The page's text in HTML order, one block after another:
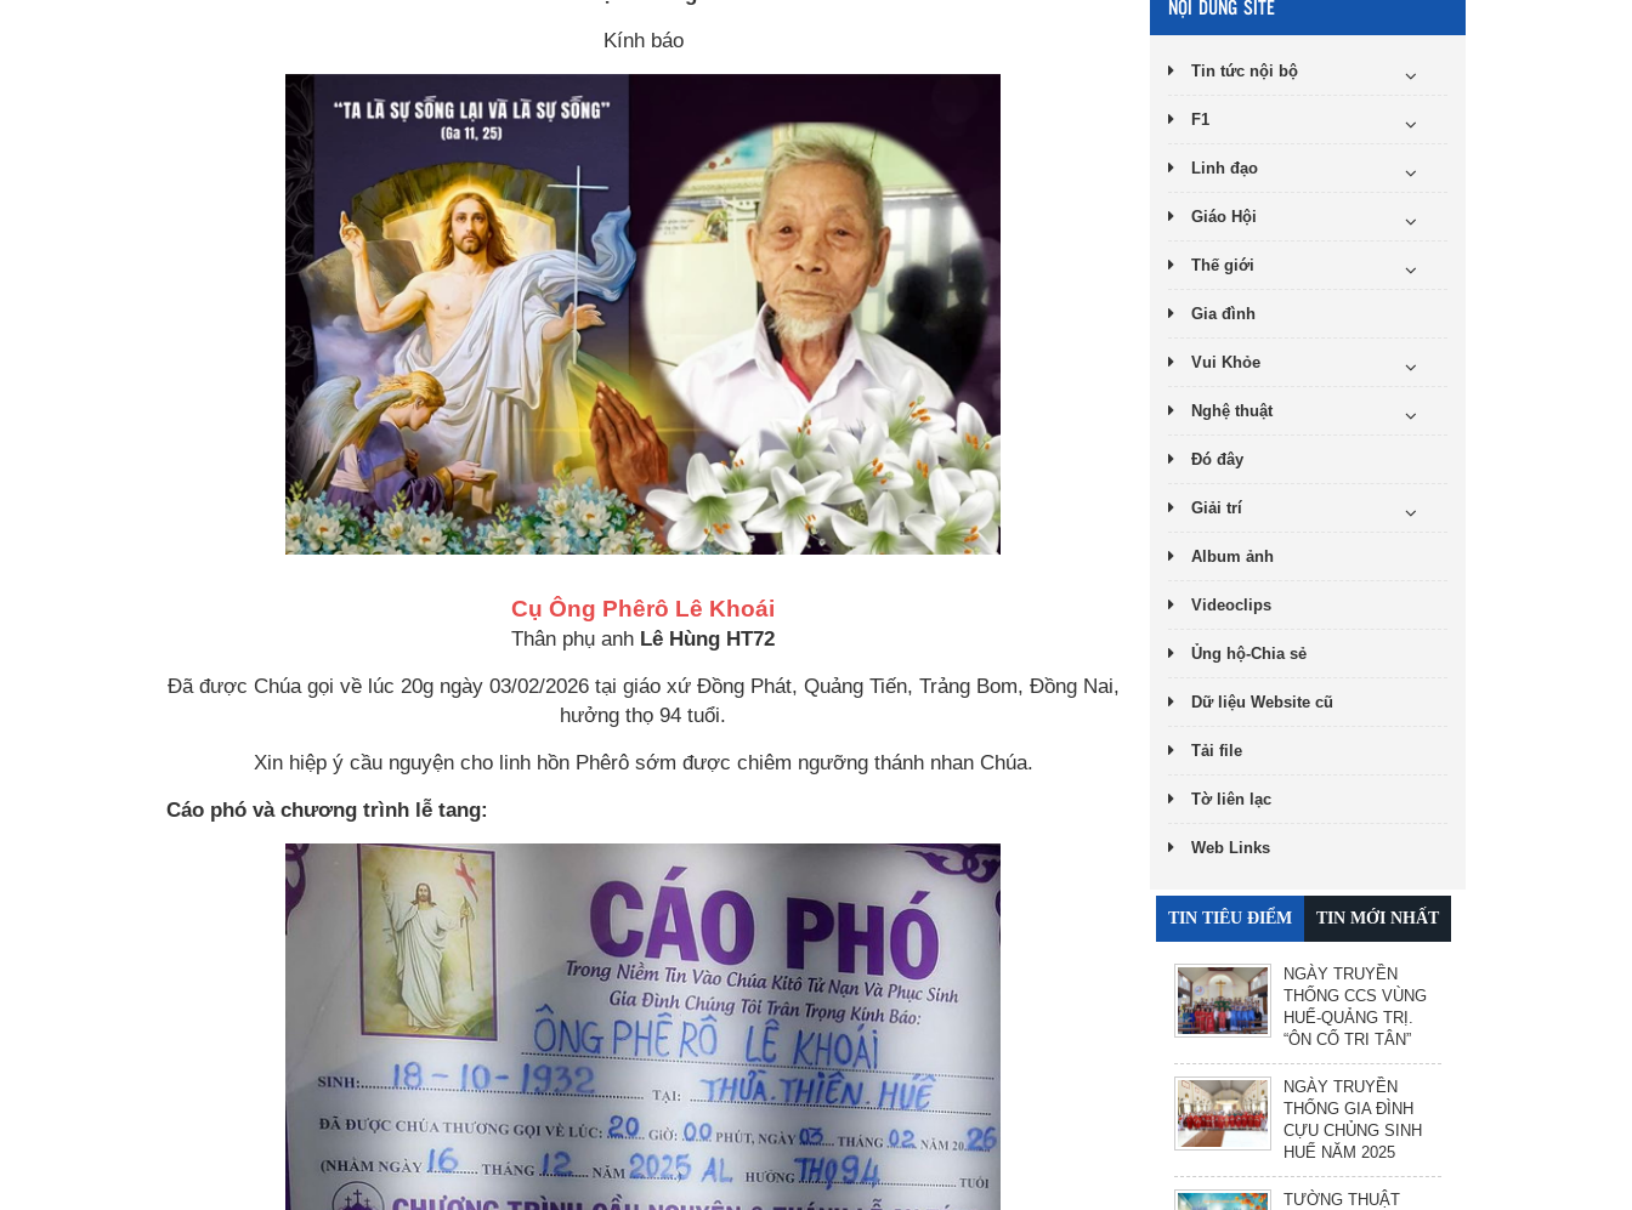
Kính báo
Cụ Ông Phêrô Lê Khoái
Thân phụ anh Lê Hùng HT72
Đã được Chúa gọi về lúc 20g ngày 03/02/2026 tại giáo xứ Đồng Phát, Quảng Tiến, Trảng Bom, Ðồng Nai,
hưởng thọ 94 tuổi.
Xin hiệp ý cầu nguyện cho linh hồn Phêrô sớm được chiêm ngưỡng thánh nhan Chúa.
Cáo phó và chương trình lễ tang:
NỘI DUNG SITE
Tin tức nội bộ
F1
Linh đạo
Giáo Hội
Thế giới
Gia đình
Vui Khỏe
Nghệ thuật
Đó đây
Giải trí
Album ảnh
Videoclips
Ủng hộ-Chia sẻ
Dữ liệu Website cũ
Tải file
Tờ liên lạc
Web Links
TIN TIÊU ĐIỂM TIN MỚI NHẤT
NGÀY TRUYỀN
THỐNG CCS VÙNG
HUẾ-QUẢNG TRỊ.
“ÔN CỐ TRI TÂN”
NGÀY TRUYỀN
THỐNG GIA ĐÌNH
CỰU CHỦNG SINH
HUẾ NĂM 2025
TƯỜNG THUẬT